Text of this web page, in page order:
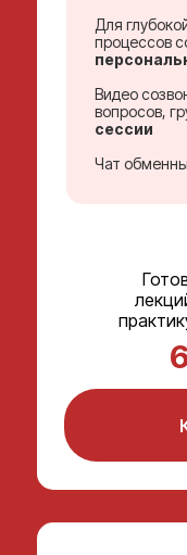
Для
процессов
Видео
вопросов,
сессии
Чат